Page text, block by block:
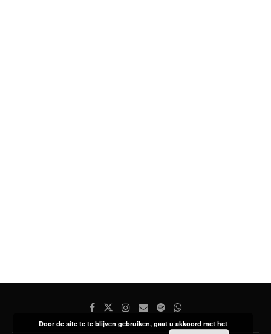
Door de site te te blijven gebruiken, gaat u akkoord met het